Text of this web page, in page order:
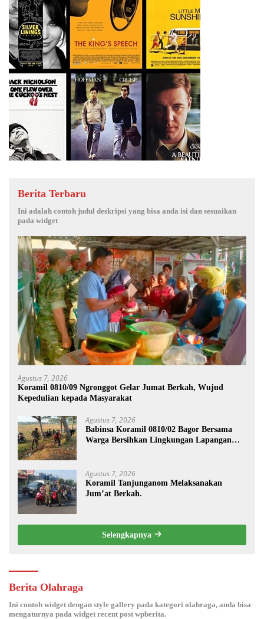
Berita Terbaru
Ini adalah contoh judul deskripsi yang bisa anda isi dan sesuaikan
pada widget
Agustus 7, 2026
Koramil 0810/09 Ngronggot Gelar Jumat Berkah, Wujud
Kepedulian kepada Masyarakat
Agustus 7, 2026
Babinsa Koramil 0810/02 Bagor Bersama
Warga Bersihkan Lingkungan Lapangan
Agustus 7, 2026
Koramil Tanjunganom Melaksanakan
Jum’at Berkah.
Selengkapnya
Berita Olahraga
Ini contoh widget dengan style gallery pada kategori olahraga, anda bisa
mengaturnya pada widget recent post wpberita.